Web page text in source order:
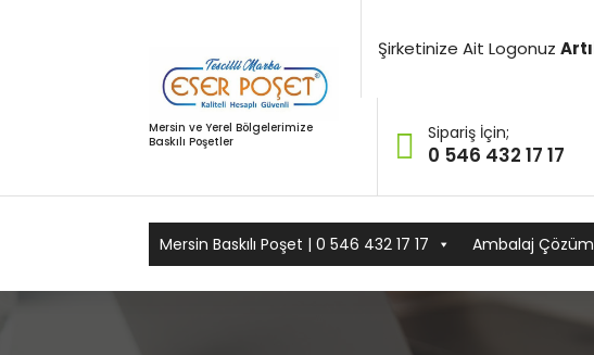
Mersin ve Yerel Bölgelerimize
Baskılı Poşetler
Şirketinize Ait Logonuz
Sipariş İçin;
0 546 432 17 17
Mersin Baskılı Poşet | 0 546 432 17 17 Ambalaj